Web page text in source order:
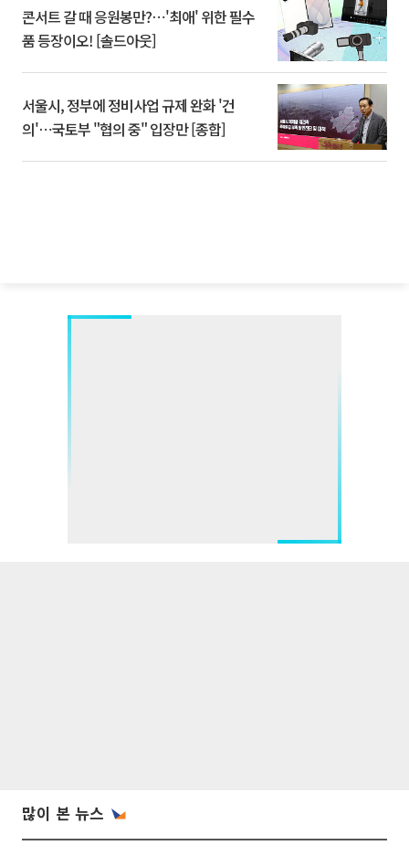
콘서트 갈 때 응원봉만?⋯'최애' 위한 필수
품 등장이오! [솔드아웃]
서울시, 정부에 정비사업 규제 완화 '건
의'⋯국토부 "협의 중" 입장만 [종합]
많이 본 뉴스